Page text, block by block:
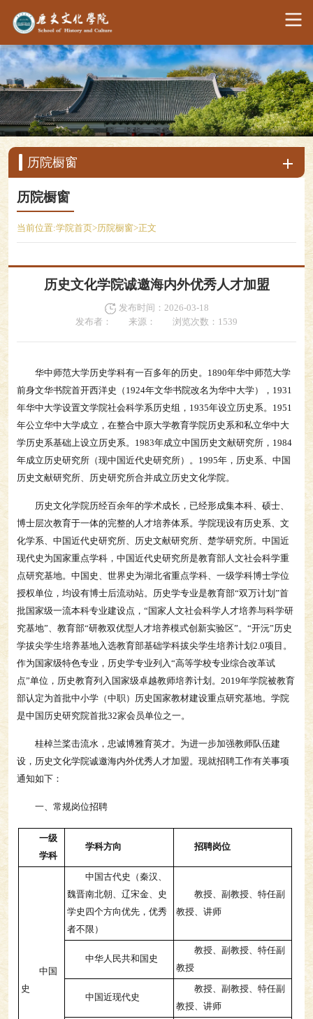
历院橱窗
历院橱窗
当前位置:学院首页>历院橱窗>正文
历史文化学院诚邀海内外优秀人才加盟
发布时间：2026-03-18
发布者：
来源： 浏览次数： 1539
华中师范大学历史学科有一百多年的历史。1890年华中师范大学
前身文华书院首开西洋史（1924年文华书院改名为华中大学），1931
年华中大学设置文学院社会科学系历史组，1935年设立历史系。1951
年公立华中大学成立，在整合中原大学教育学院历史系和私立华中大
学历史系基础上设立历史系。1983年成立中国历史文献研究所，1984
年成立历史研究所（现中国近代史研究所）。1995年，历史系、中国
历史文献研究所、历史研究所合并成立历史文化学院。
历史文化学院历经百余年的学术成长，已经形成集本科、硕士、
博士层次教育于一体的完整的人才培养体系。学院现设有历史系、文
化学系、中国近代史研究所、历史文献研究所、楚学研究所。中国近
现代史为国家重点学科，中国近代史研究所是教育部人文社会科学重
点研究基地。中国史、世界史为湖北省重点学科、一级学科博士学位
授权单位，均设有博士后流动站。历史学专业是教育部“双万计划”首
批国家级一流本科专业建设点，“国家人文社会科学人才培养与科学研
究基地”、教育部“研教双优型人才培养模式创新实验区”。“开沅”历史
学拔尖学生培养基地入选教育部基础学科拔尖学生培养计划2.0项目。
作为国家级特色专业，历史学专业列入“高等学校专业综合改革试
点”单位，历史教育列入国家级卓越教师培养计划。2019年学院被教育
部认定为首批中小学（中职）历史国家教材建设重点研究基地。学院
是中国历史研究院首批32家会员单位之一。
桂棹兰桨击流水，忠诚博雅育英才。为进一步加强教师队伍建
设，历史文化学院诚邀海内外优秀人才加盟。现就招聘工作有关事项
通知如下：
一、常规岗位招聘
一级
学科
学科方向 招聘岗位
中国
史
中国古代史（秦汉、
魏晋南北朝、辽宋金、史
学史四个方向优先，优秀
者不限）
教授、副教授、特任副
教授、讲师
中华人民共和国史
教授、副教授、特任副
教授
中国近现代史
教授、副教授、特任副
教授、讲师